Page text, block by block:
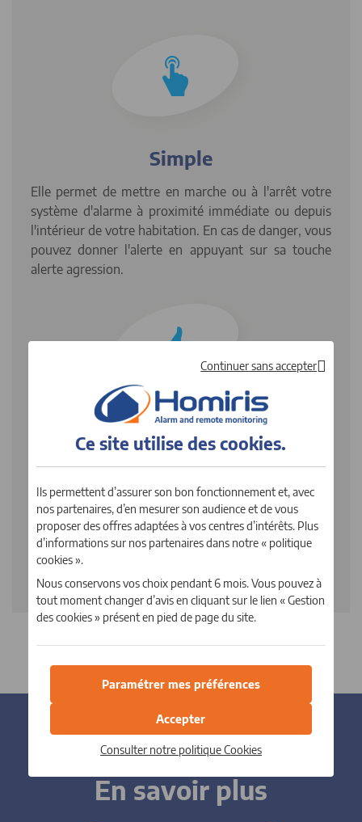
Simple
Elle permet de mettre en marche ou à l'arrêt votre
système d'alarme à proximité immédiate ou depuis
l'intérieur de votre habitation. En cas de danger, vous
pouvez donner l'alerte en appuyant sur sa touche
alerte agression.
Pratique
de contrôle.
Elle est également équipée d'une LED éclairante.
En savoir plus
Continuer sans accepter
Ce site utilise descookies.
Ils permettent d’assurer son bon fonctionnement et, avec
nos partenaires, d’en mesurer son audience et de vous
proposer des offres adaptées à vos centres d’intérêts. Plus
d’informations sur nos partenaires dans notre « politique
cookies ».
Nous conservons vos choix pendant 6 mois. Vous pouvez à
tout moment changer d’avis en cliquant sur le lien « Gestion
des cookies » présent en pied de page du site.
Accepter
Paramétrer mes préférences
Consulter notre politiqueCookies